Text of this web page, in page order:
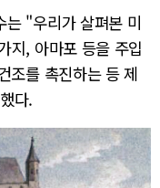
는 "우리가 살펴본 미
지, 아마포 등을 주입
조를 촉진하는 등 제
다.